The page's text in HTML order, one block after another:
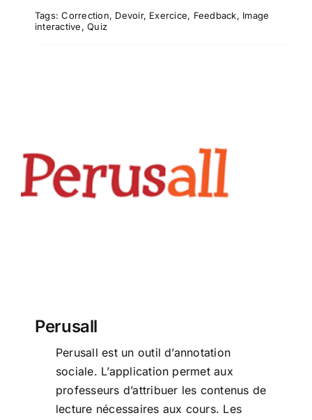
Tags:Correction, Devoir, Exercice, Feedback, Image
interactive,Quiz
Perusall
Perusall
Perusall est un outil d’annotation
sociale. L’application permet aux
professeurs d’attribuer les contenus de
lecture nécessaires aux cours. Les